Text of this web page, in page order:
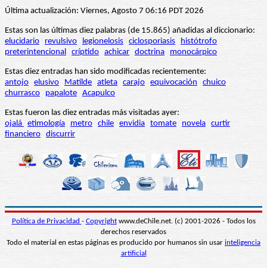
Última actualización: Viernes, Agosto 7 06:16 PDT 2026
Estas son las últimas diez palabras (de 15.865) añadidas al diccionario:
elucidario
revulsivo legionelosis ciclosporiasis
histótrofo
preterintencional críptido achicar doctrina monocárpico
Estas diez entradas han sido modificadas recientemente:
antojo elusivo Matilde atleta carajo equivocación
chuico
churrasco
papalote Acapulco
Estas fueron las diez entradas más visitadas ayer:
ojalá etimología metro chile envidia tomate novela curtir
financiero discurrir
Política de Privacidad - Copyrightwww.deChile.net. (c) 2001-2026 - Todos los
derechos reservados
Todo el material en estas páginas es producido por humanos sin usar inteligencia
artificial